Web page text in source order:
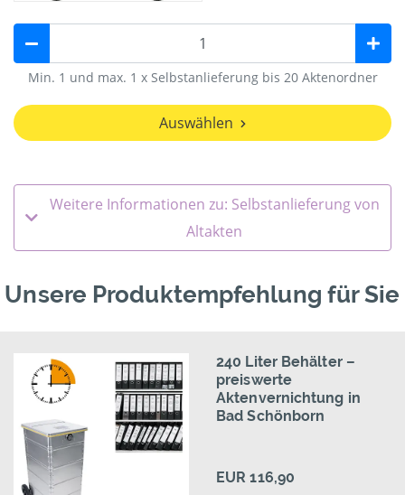
Min. 1 und max. 1 x Selbstanlieferung bis 20 Aktenordner
Auswählen
Weitere Informationen zu: Selbstanlieferung von
Altakten
Unsere Produktempfehlung für Sie
240 Liter Behälter –
preiswerte
Aktenvernichtung in
Bad Schönborn
EUR 116,90